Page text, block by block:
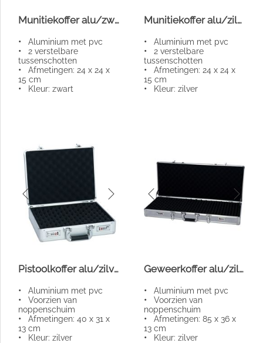
Munitiekoffer alu/zwart
• Aluminium met pvc
• 2 verstelbare
tussenschotten
• Afmetingen: 24 x 24 x
15 cm
• Kleur: zwart
Munitiekoffer alu/zilver
• Aluminium met pvc
• 2 verstelbare
tussenschotten
• Afmetingen: 24 x 24 x
15 cm
• Kleur: zilver
Pistoolkoffer alu/zilver
• Aluminium met pvc
• Voorzien van
noppenschuim
• Afmetingen: 40 x 31 x
13 cm
• Kleur: zilver
Geweerkoffer alu/zilver kort
• Aluminium met pvc
• Voorzien van
noppenschuim
• Afmetingen: 85 x 36 x
13 cm
• Kleur: zilver